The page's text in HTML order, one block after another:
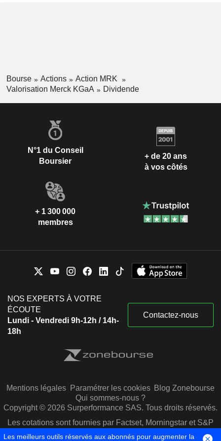
Bourse Actions
Action MRK
Valorisation Merck KGaA
Dividende
N°1 du Conseil
Boursier
+ de 20 ans
à vos côtés
+ 1 300 000
membres
NOS EXPERTS À VOTRE
ÉCOUTE
Lundi - Vendredi 9h-12h / 14h-
18h
Contactez-nous
Mentions légales Paramétrer les cookies Blog Zonebourse
Qui sommes-nous ?
Copyright © 2026 Surperformance SAS. Tous droits réservés.
Les cotations sont fournies par Factset, Morningstar et S&P
Capital IQ
Les meilleurs outils réservés aux abonnés pour augmenter la